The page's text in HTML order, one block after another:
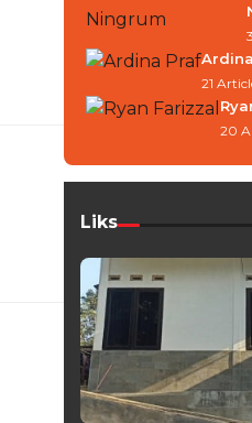
21
20
Liks